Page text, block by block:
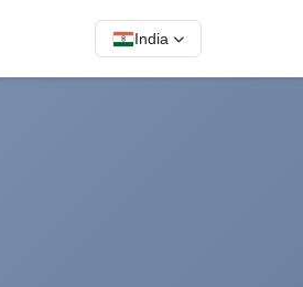
India